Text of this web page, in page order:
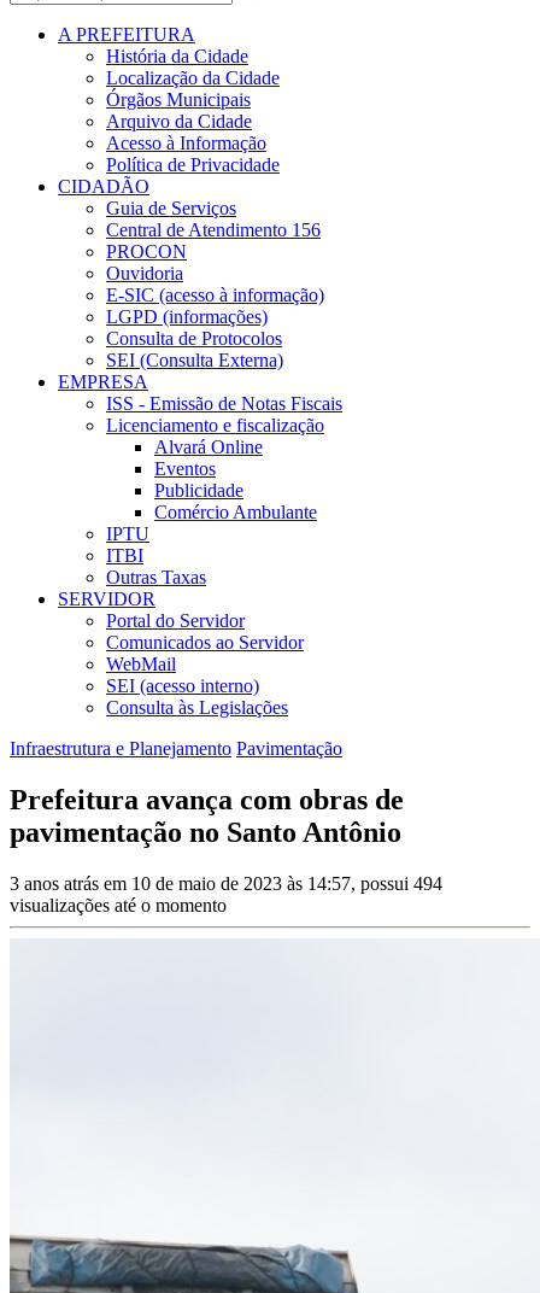
A PREFEITURA
História da Cidade
Localização da Cidade
Órgãos Municipais
Arquivo da Cidade
Acesso à Informação
Política de Privacidade
CIDADÃO
Guia de Serviços
Central de Atendimento 156
PROCON
Ouvidoria
E-SIC (acesso à informação)
LGPD (informações)
Consulta de Protocolos
SEI (Consulta Externa)
EMPRESA
ISS - Emissão de Notas Fiscais
Licenciamento e fiscalização
Alvará Online
Eventos
Publicidade
Comércio Ambulante
IPTU
ITBI
Outras Taxas
SERVIDOR
Portal do Servidor
Comunicados ao Servidor
WebMail
SEI (acesso interno)
Consulta às Legislações
Infraestrutura e Planejamento Pavimentação
Prefeitura avança com obras de
pavimentação no Santo Antônio
3 anos atrás em 10 de maio de 2023 às 14:57, possui 494
visualizações até o momento